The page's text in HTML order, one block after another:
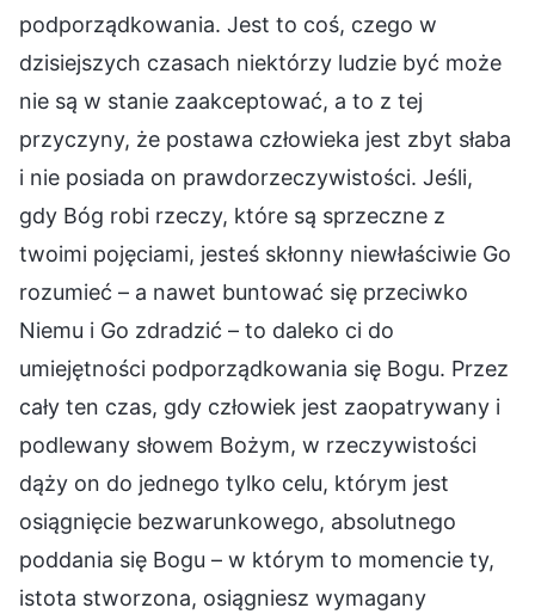
podporządkowania. Jest to coś, czego w
dzisiejszych czasach niektórzy ludzie być może
nie są w stanie zaakceptować, a to z tej
przyczyny, że postawa człowieka jest zbyt słaba
i nie posiada on prawdorzeczywistości. Jeśli,
gdy Bóg robi rzeczy, które są sprzeczne z
twoimi pojęciami, jesteś skłonny niewłaściwie Go
rozumieć – a nawet buntować się przeciwko
Niemu i Go zdradzić – to daleko ci do
umiejętności podporządkowania się Bogu. Przez
cały ten czas, gdy człowiek jest zaopatrywany i
podlewany słowem Bożym, w rzeczywistości
dąży on do jednego tylko celu, którym jest
osiągnięcie bezwarunkowego, absolutnego
poddania się Bogu – w którym to momencie ty,
istota stworzona, osiągniesz wymagany